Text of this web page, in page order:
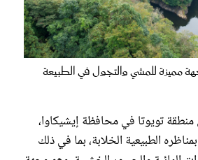
مميزة للمشي والتجول في الطبيعة
تويوتا في محافظة إيشيكاوا،
الطبيعية الخلابة، بما في ذلك